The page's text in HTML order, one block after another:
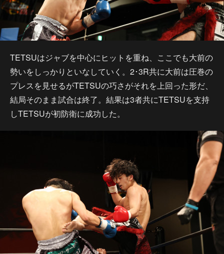
TETSUはジャブを中心にヒットを重ね、ここでも大前の
勢いをしっかりといなしていく。2･3R共に大前は圧巻の
プレスを見せるがTETSUの巧さがそれを上回った形だ、
結局そのまま試合は終了。結果は3者共にTETSUを支持
しTETSUが初防衛に成功した。